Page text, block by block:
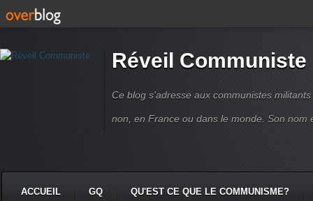
Réveil Communiste
Ce blog s'adresse aux communistes
non, en France ou dans le monde. Son nom
ACCUEIL GQ QU'EST CE QUE LE COMMUNISME?